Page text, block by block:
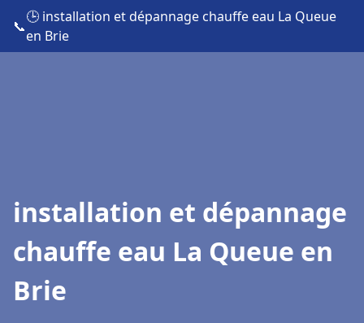
📞
🕒 installation et dépannage chauffe eau La Queue
en Brie
installation et dépannage
chauffe eau La Queue en
Brie